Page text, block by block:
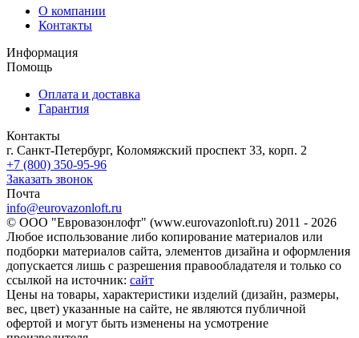
О компании
Контакты
Информация
Помощь
Оплата и доставка
Гарантия
Контакты
г. Санкт-Петербург, Коломяжский проспект 33, корп. 2
+7 (800) 350-95-96
Заказать звонок
Почта
info@eurovazonloft.ru
© ООО "Евровазонлофт" (www.eurovazonloft.ru) 2011 - 2026
Любое использование либо копирование материалов или
подборки материалов сайта, элементов дизайна и оформления
допускается лишь с разрешения правообладателя и только со
ссылкой на источник: сайт
Цены на товары, характеристики изделий (дизайн, размеры,
вес, цвет) указанные на сайте, не являются публичной
офертой и могут быть изменены на усмотрение